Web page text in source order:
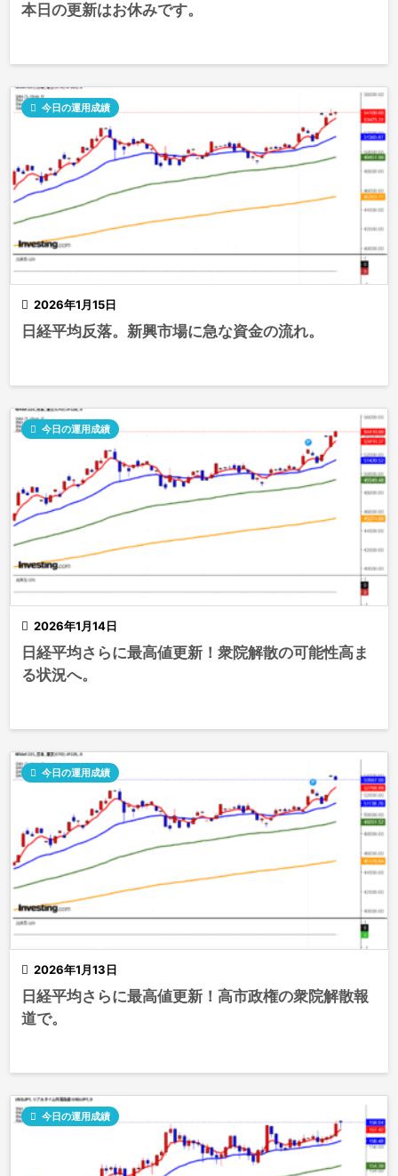
本日の更新はお休みです。
 2026年1月15日
 今日の運用成績
日経平均反落。新興市場に急な資金の流れ。
 2026年1月14日
 今日の運用成績
日経平均さらに最高値更新！衆院解散の可能性高ま
る状況へ。
 2026年1月13日
 今日の運用成績
日経平均さらに最高値更新！高市政権の衆院解散報
道で。
 今日の運用成績